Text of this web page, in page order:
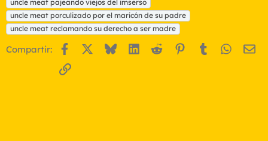
uncle meat pajeando viejos del imserso
uncle meat porculizado por el maricón de su padre
uncle meat reclamando su derecho a ser madre
Compartir: Facebook BlueskyLinkedIn
Reddit Pinterest
Tumblr
Enlace